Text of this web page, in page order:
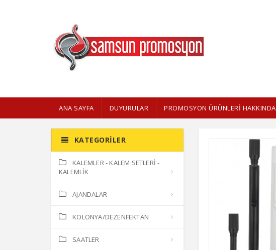
ANA SAYFA DUYURULAR PROMOSYON ÜRÜNLERI HAKKINDA
KATEGORILER
KALEMLER - KALEM SETLERİ -
KALEMLİK
AJANDALAR
KOLONYA/DEZENFEKTAN
SAATLER